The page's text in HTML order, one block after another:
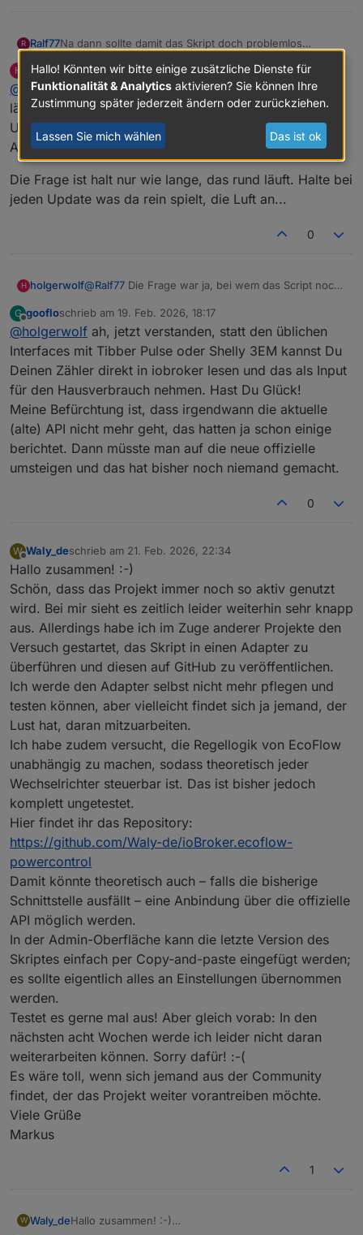
R Ralf77Na dann sollte damit das Skript doch problemlos
und auf die IR-Schnittstelle des Zählers packen (wenn
kompatibel)
H
Online
holgerwolfschrieb am18. Feb. 2026, 07:20
zuletzt editiert von
@ Ralf77Die Frage war ja, bei wem das Script noch
läuft. Bei mir ;-)
Und den SMA Zähler kann ich prima über den SMA
Adapter auslesen.
Die Frage ist halt nur wie lange, das rund läuft. Halte bei
jeden Update was da rein spielt, die Luft an...
0
H holgerwolf@Ralf77 Die Frage war ja, bei wem das Script noch
Und den SMA Zähler kann ich prima über den SMA
Adapter auslesen.
Die Frage ist halt nur wie lange, das rund läuft.
Halte bei jeden Update was da rein spielt, die Luft
an...
G
Offline
goofloschrieb am 19. Feb. 2026, 18:17
zuletzt editiert von
@holgerwolf ah, jetzt verstanden, statt den üblichen
Interfaces mit Tibber Pulse oder Shelly 3EM kannst Du
Deinen Zähler direkt in iobroker lesen und das als Input
für den Hausverbrauch nehmen. Hast Du Glück!
Meine Befürchtung ist, dass irgendwann die aktuelle
(alte) API nicht mehr geht, das hatten ja schon einige
berichtet. Dann müsste man auf die neue offizielle
umsteigen und das hat bisher noch niemand gemacht.
0
W
Offline
Waly_deschrieb am 21. Feb. 2026, 22:34
zuletzt editiert von
Hallo zusammen! :-)
Schön, dass das Projekt immer noch so aktiv genutzt
wird. Bei mir sieht es zeitlich leider weiterhin sehr knapp
aus. Allerdings habe ich im Zuge anderer Projekte den
Versuch gestartet, das Skript in einen Adapter zu
überführen und diesen auf GitHub zu veröffentlichen.
Ich werde den Adapter selbst nicht mehr pflegen und
testen können, aber vielleicht findet sich ja jemand, der
Lust hat, daran mitzuarbeiten.
Ich habe zudem versucht, die Regellogik von EcoFlow
unabhängig zu machen, sodass theoretisch jeder
Wechselrichter steuerbar ist. Das ist bisher jedoch
komplett ungetestet.
Hier findet ihr das Repository:
https://github.com/Waly-de/ioBroker.ecoflow-
powercontrol
Damit könnte theoretisch auch – falls die bisherige
Schnittstelle ausfällt – eine Anbindung über die offizielle
API möglich werden.
In der Admin-Oberfläche kann die letzte Version des
Skriptes einfach per Copy-and-paste eingefügt werden;
es sollte eigentlich alles an Einstellungen übernommen
werden.
Testet es gerne mal aus! Aber gleich vorab: In den
nächsten acht Wochen werde ich leider nicht daran
weiterarbeiten können. Sorry dafür! :-(
Es wäre toll, wenn sich jemand aus der Community
findet, der das Projekt weiter vorantreiben möchte.
Viele Grüße
Markus
1
W Waly_deHallo zusammen! :-)
Hallo! Könnten wir bitte einige zusätzliche Dienste für
Funktionalität & Analytics aktivieren? Sie können Ihre
Zustimmung später jederzeit ändern oder zurückziehen.
Lassen Sie mich wählen Das ist ok